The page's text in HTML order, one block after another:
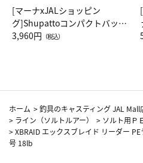
[マーナxJALショッピン
グ]Shupattoコンパクトバッグ
Drop JAL客室乗務員（LC）ス
3,960円 （税込）
ホーム >釣具のキャスティング JAL Mall
> ライン（ソルトルアー） > ソルト用Ｐ
>XBRAID エックスブレイド リーダー
号 18lb